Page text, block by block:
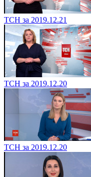
ТСН за 2019.12.21
ТСН за 2019.12.20
ТСН за 2019.12.20